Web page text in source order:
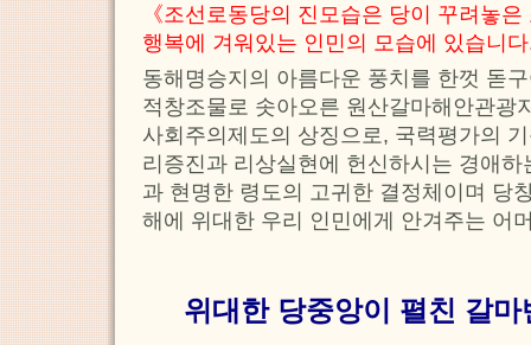
《조선로동당의 진모습은 당이 꾸려놓
행복에 겨워있는 인민의 모습에 있습니
동해명승지의 아름다운 풍치를 한껏 돋
적창조물로 솟아오른 원산갈마해안관광
사회주의제도의 상징으로, 국력평가의
리증진과 리상실현에 헌신하시는 경애
과 현명한 령도의 고귀한 결정체이며 당
해에 위대한 우리 인민에게 안겨주는 어
위대한 당중앙이 펼친 갈